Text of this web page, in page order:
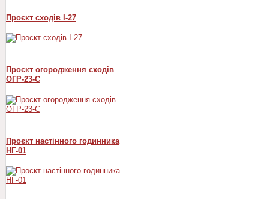
Проєкт сходів I-27
Проєкт огородження сходів
ОГР-23-С
Проєкт настінного годинника
НГ-01